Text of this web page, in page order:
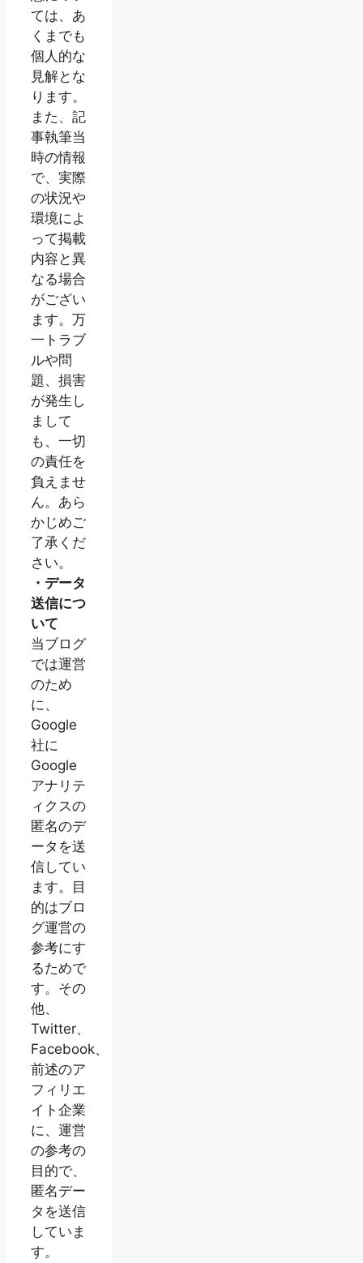
ては、あ
くまでも
個人的な
見解とな
ります。
また、記
事執筆当
時の情報
で、実際
の状況や
環境によ
って掲載
内容と異
なる場合
がござい
ます。万
一トラブ
ルや問
題、損害
が発生し
まして
も、一切
の責任を
負えませ
ん。あら
かじめご
了承くだ
さい。
・データ
送信につ
いて
当ブログ
では運営
のため
に、
Google
社に
Google
アナリテ
ィクスの
匿名のデ
ータを送
信してい
ます。目
的はブロ
グ運営の
参考にす
るためで
す。その
他、
Twitter、
Facebook、
前述のア
フィリエ
イト企業
に、運営
の参考の
目的で、
匿名デー
タを送信
していま
す。